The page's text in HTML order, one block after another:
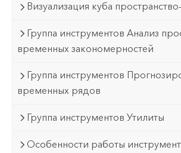
Визуализация куба
Группа инструментов Анализ
временных закономерностей
Группа инструментов
временных рядов
Группа инструментов Утилиты
Особенности работы